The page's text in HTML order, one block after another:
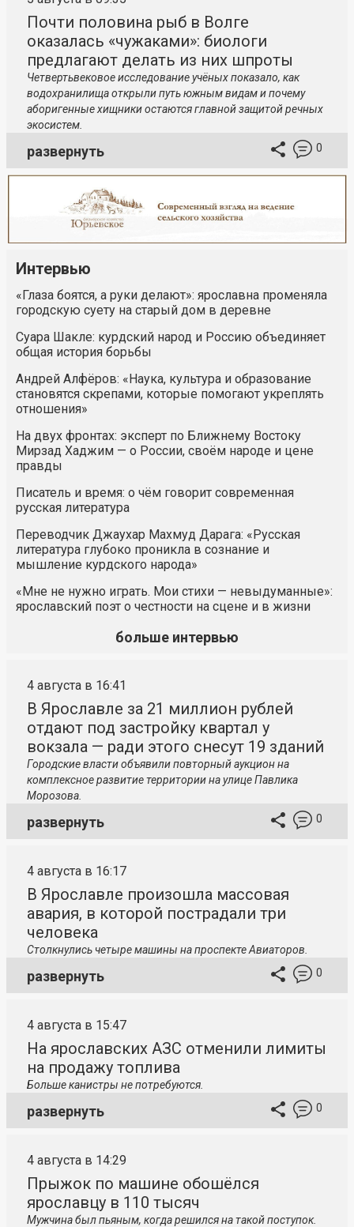
Почти половина рыб в Волге
оказалась «чужаками»: биологи
предлагают делать из них шпроты
Четвертьвековое исследование учёных показало, как
водохранилища открыли путь южным видам и почему
аборигенные хищники остаются главной защитой речных
экосистем.
развернуть 0
Интервью
«Глаза боятся, а руки делают»: ярославна променяла
городскую суету на старый дом в деревне
Суара Шакле: курдский народ и Россию объединяет
общая история борьбы
Андрей Алфёров: «Наука, культура и образование
становятся скрепами, которые помогают укреплять
отношения»
На двух фронтах: эксперт по Ближнему Востоку
Мирзад Хаджим — о России, своём народе и цене
правды
Писатель и время: о чём говорит современная
русская литература
Переводчик Джаухар Махмуд Дарага: «Русская
литература глубоко проникла в сознание и
мышление курдского народа»
«Мне не нужно играть. Мои стихи — невыдуманные»:
ярославский поэт о честности на сцене и в жизни
больше интервью
4 августа в 16:41
В Ярославле за 21 миллион рублей
отдают под застройку квартал у
вокзала — ради этого снесут 19 зданий
Городские власти объявили повторный аукцион на
комплексное развитие территории на улице Павлика
Морозова.
развернуть 0
4 августа в 16:17
В Ярославле произошла массовая
авария, в которой пострадали три
человека
Столкнулись четыре машины на проспекте Авиаторов.
развернуть 0
4 августа в 15:47
На ярославских АЗС отменили лимиты
на продажу топлива
Больше канистры не потребуются.
развернуть 0
4 августа в 14:29
Прыжок по машине обошёлся
ярославцу в 110 тысяч
Мужчина был пьяным, когда решился на такой поступок.